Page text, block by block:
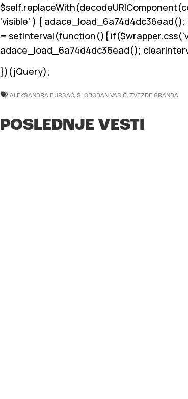
'visible' ) {
= setInterval(function(){
adace_load_6a74d4dc36ead();
})(jQuery);
ALEKSANDRA BURSAĆ, SLOBODAN VASIĆ, ZVEZDE GRANDA
POSLEDNJE VESTI